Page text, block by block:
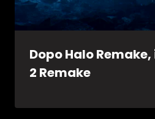
Dopo Halo
2 Remake